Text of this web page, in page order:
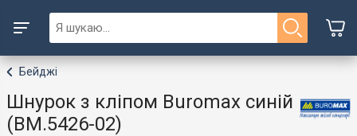
Бейджі
Шнурок з кліпом Buromax синій
(BM.5426-02)